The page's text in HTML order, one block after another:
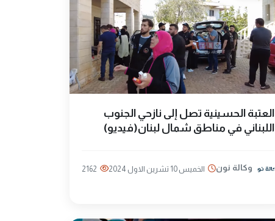
العتبة الحسينية تصل إلى نازحي الجنوب
اللبناني في مناطق شمال لبنان(فيديو)
وكالة نون الخميس 10 تشرين الاول 2024 2162